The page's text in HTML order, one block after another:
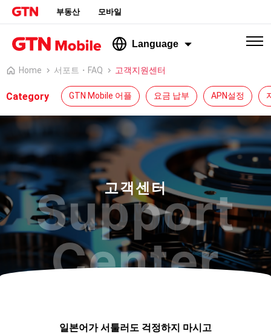
부동산 모바일
Language
Home 서포트・FAQ 고객지원센터
Category GTN Mobile 어플 요금 납부 APN설정
고객센터
Support
Center
일본어가 서툴러도 걱정하지 마시고